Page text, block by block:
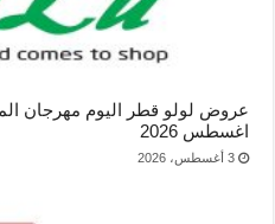
اغسطس 2026
3 أغسطس، 2026